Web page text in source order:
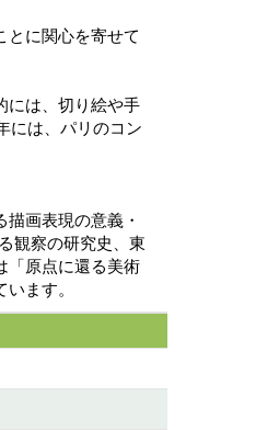
に関心を寄せて
には、切り絵や手
には、パリのコン
画表現の意義・
観察の研究史、東
「原点に還る美術
ます。